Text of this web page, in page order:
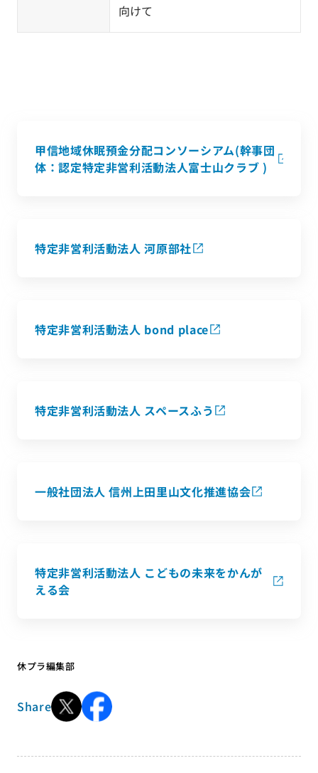
向けて
甲信地域休眠預金分配コンソーシアム(幹事団
体：認定特定非営利活動法人富士山クラブ )
特定非営利活動法人 河原部社
特定非営利活動法人 bond place
特定非営利活動法人 スペースふう
一般社団法人 信州上田里山文化推進協会
特定非営利活動法人 こどもの未来をかんが
える会
休プラ編集部
Share